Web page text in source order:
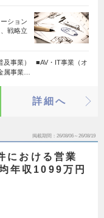
ション
戦略立
及事業） ■AV・IT事業（オ
属事業…
詳細へ
掲載期間 26/08/06～26/08/19
における営業
年収1099万円